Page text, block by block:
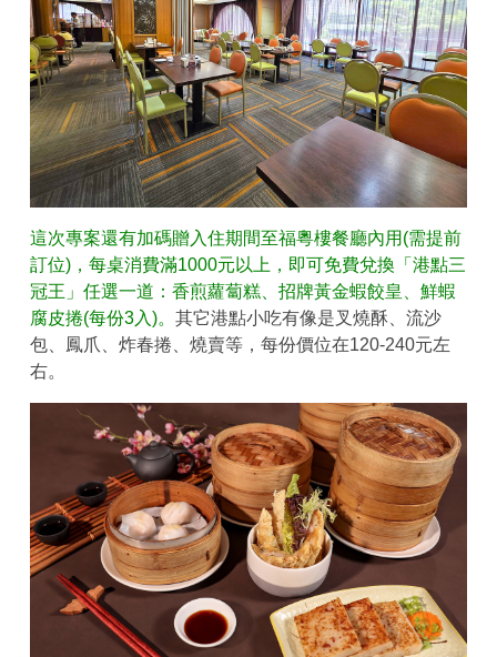
這次專案還有加碼贈入住期間至福粵樓餐廳內用(需提前
訂位)，每桌消費滿1000元以上，即可免費兌換「港點三
冠王」任選一道：香煎蘿蔔糕、招牌黃金蝦餃皇、鮮蝦
腐皮捲(每份3入)。 其它港點小吃有像是叉燒酥、流沙
包、鳳爪、炸春捲、燒賣等，每份價位在120-240元左
右。